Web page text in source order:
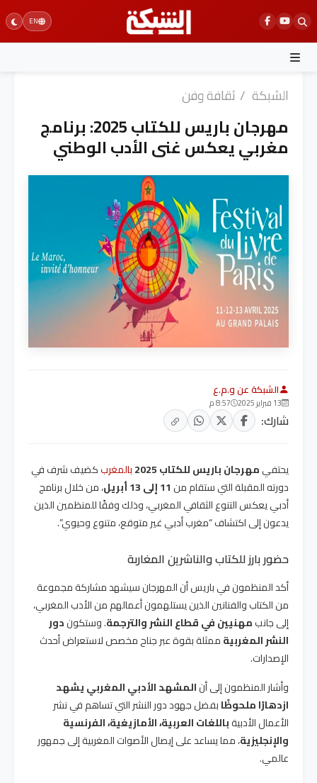
Skip
to
content
EN
الشبكة / ثقافة وفن
مهرجان باريس للكتاب 2025: برنامج
مغربي يعكس غنى الأدب الوطني
الشبكة عن و.م.ع
13 فبراير 2025 8:57 م
شارك:
يحتفيمهرجان باريس للكتاب 2025 بالمغربكضيف شرف في
دورته المقبلة التي ستقام من 11 إلى 13 أبريل
، من خلال برنامج
أدبي يعكس التنوع الثقافي المغربي، وذلك وفقًا للمنظمين الذين
يدعون إلى اكتشاف “مغرب أدبي غير متوقع، متنوع وحيوي”.
حضور بارز للكتاب والناشرين المغاربة
أكد المنظمون في باريس أن المهرجان سيشهد مشاركة مجموعة
من الكتاب والفنانين الذين يستلهمون أعمالهم من الأدب المغربي،
إلى جانبمهنيين في قطاع النشر والترجمة. وستكوندور
النشر المغربيةممثلة بقوة عبر جناح مخصص لاستعراض أحدث
الإصدارات.
وأشار المنظمون إلى أنالمشهد الأدبي المغربي يشهد
ازدهارًا ملحوظًابفضل جهود دور النشر التي تساهم في نشر
الأعمال الأدبيةباللغات العربية، الأمازيغية، الفرنسية
والإنجليزية، مما يساعد على إيصال الأصوات المغربية إلى جمهور
عالمي.